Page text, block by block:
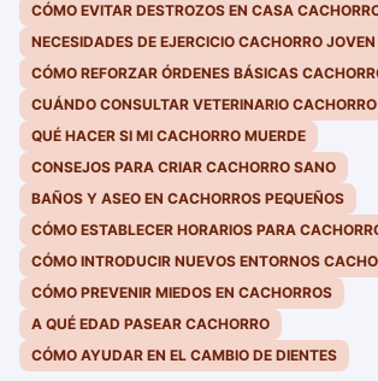
CÓMO EVITAR DESTROZOS EN CASA
NECESIDADES DE EJERCICIO CACHORRO JOVEN
CÓMO REFORZAR ÓRDENES BÁSICAS
CUÁNDO CONSULTAR VETERINARIO CACHORRO
QUÉ HACER SI MI CACHORRO MUERDE
CONSEJOS PARA CRIAR CACHORRO SANO
BAÑOS Y ASEO EN CACHORROS PEQUEÑOS
CÓMO ESTABLECER HORARIOS PARA
CÓMO INTRODUCIR NUEVOS ENTORNOS
CÓMO PREVENIR MIEDOS EN CACHORROS
A QUÉ EDAD PASEAR CACHORRO
CÓMO AYUDAR EN EL CAMBIO DE DIENTES